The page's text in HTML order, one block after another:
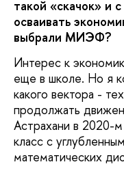
такой «скачок» и
осваивать
выбрали МИЭФ?
Интерес к
еще в школе. Но я
какого вектора -
продолжать
Астрахани в
класс с
математических